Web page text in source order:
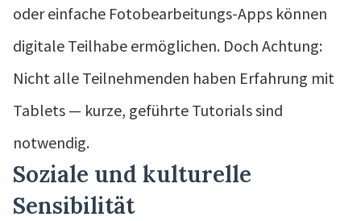
oder einfache Fotobearbeitungs-Apps können
digitale Teilhabe ermöglichen. Doch Achtung:
Nicht alle Teilnehmenden haben Erfahrung mit
Tablets — kurze, geführte Tutorials sind
notwendig.
Soziale und kulturelle
Sensibilität